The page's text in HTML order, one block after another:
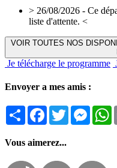
> 26/08/2026 - Ce
liste d'attente. <
VOIR TOUTES NOS DISPONIBILITES -
Je télécharge le programme
Envoyer a mes amis :
PartagerFacebook
Twitter
Vous aimerez...